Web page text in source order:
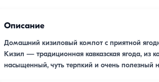
Описание
Домашний кизиловый компот с приятной
Кизил — традиционная кавказская ягода, из
насыщенный, чуть терпкий и очень полезный